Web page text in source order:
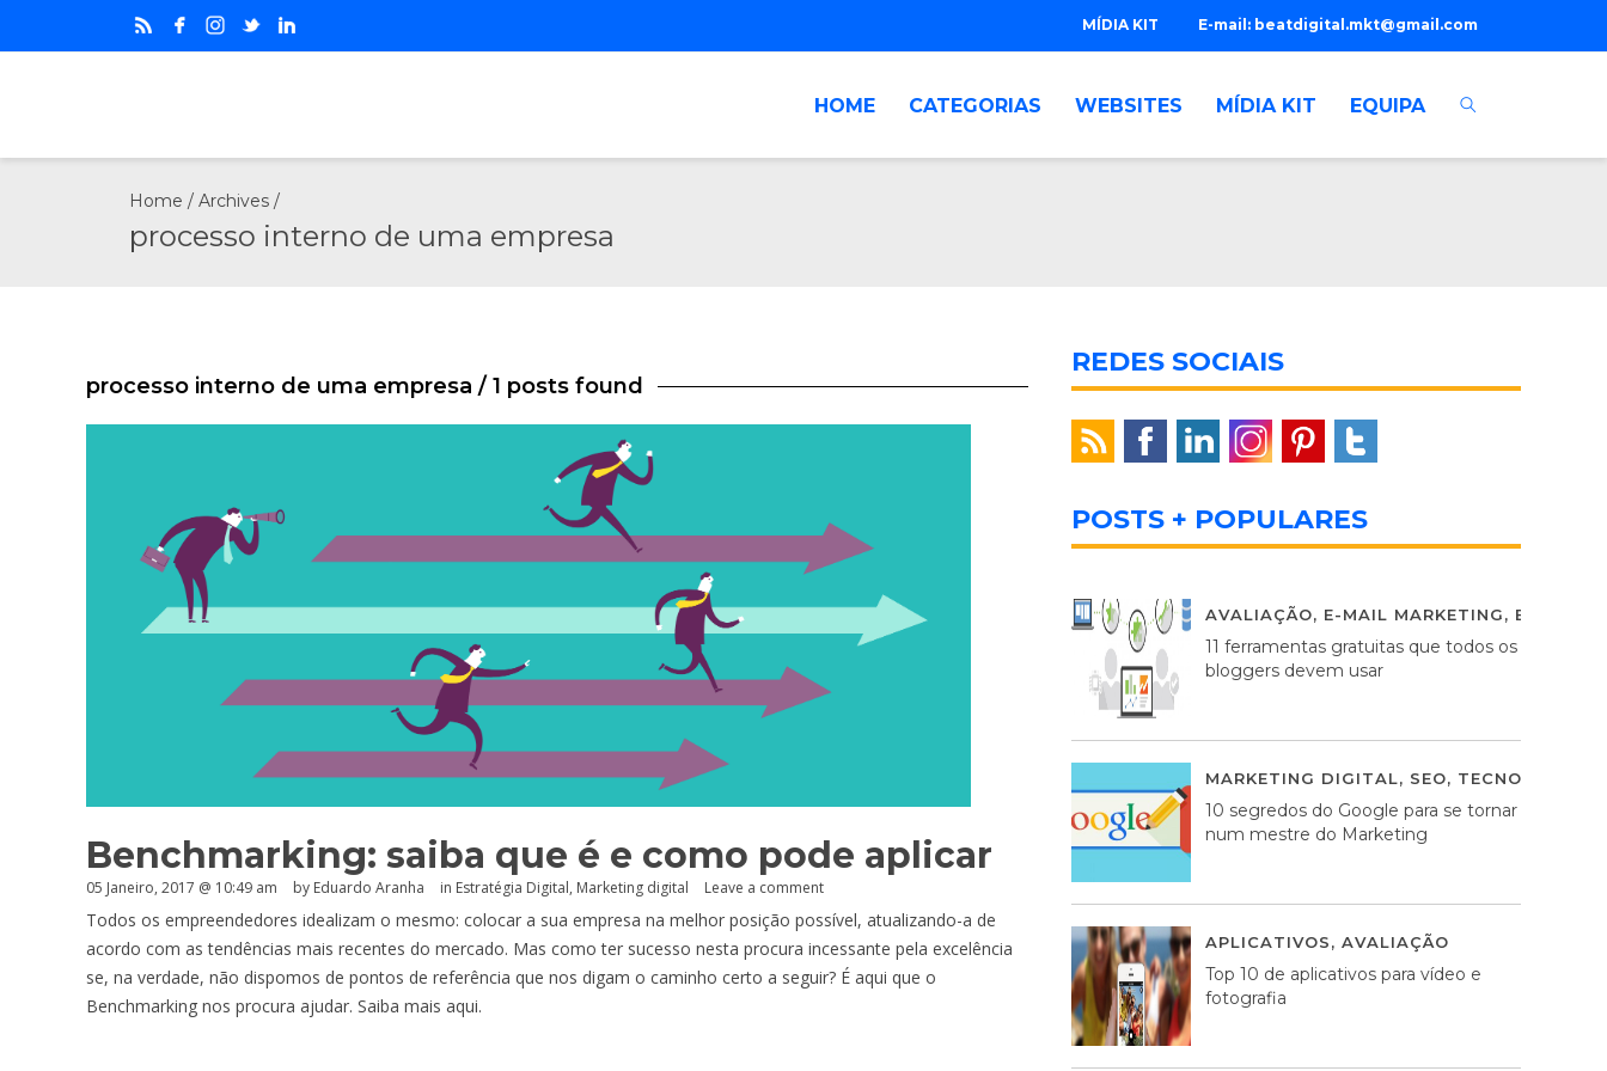
E-mail: beatdigital.mkt@gmail.com
MÍDIA KIT
HOME CATEGORIAS WEBSITES MÍDIA KIT EQUIPA
Home / Archives /
processo interno de uma empresa
processo interno de uma empresa / 1 posts found
Benchmarking: saiba que é e como pode aplicar
05 Janeiro, 2017 @ 10:49 am by Eduardo Aranha in Estratégia Digital, Marketing digital Leave a comment
Todos os empreendedores idealizam o mesmo: colocar a sua empresa na melhor posição possível, atualizando-a de
acordo com as tendências mais recentes do mercado. Mas como ter sucesso nesta procura incessante pela excelência
se, na verdade, não dispomos de pontos de referência que nos digam o caminho certo a seguir? É aqui que o
Benchmarking nos procura ajudar. Saiba mais aqui.
REDES SOCIAIS
POSTS + POPULARES
AVALIAÇÃO, E-MAIL MARKETING,
11 ferramentas gratuitas que todos os
bloggers devem usar
MARKETING DIGITAL, SEO, TECNOLOGIA
10 segredos do Google para se tornar
num mestre do Marketing
APLICATIVOS, AVALIAÇÃO
Top 10 de aplicativos para vídeo e
fotografia